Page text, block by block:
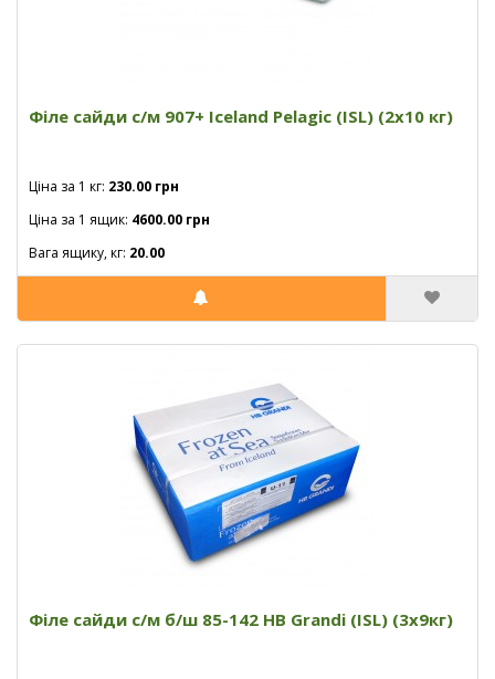
Філе сайди с/м 907+ Iceland Pelagic (ISL) (2х10 кг)
Ціна за 1 кг: 230.00 грн
Ціна за 1 ящик: 4600.00 грн
Вага ящику, кг: 20.00
Філе сайди с/м б/ш 85-142 HB Grandi (ISL) (3x9кг)